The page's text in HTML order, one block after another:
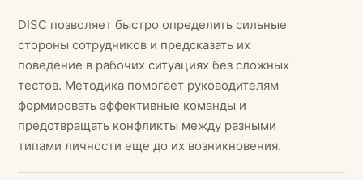
DISC позволяет быстро определить сильные
стороны сотрудников и предсказать их
поведение в рабочих ситуациях без сложных
тестов. Методика помогает руководителям
формировать эффективные команды и
предотвращать конфликты между разными
типами личности еще до их возникновения.